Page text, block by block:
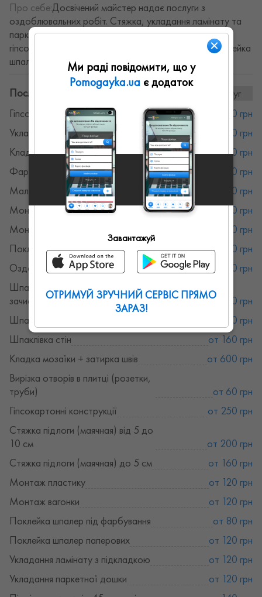
Про себе:Досвічений майстер надає послуги з
оздоблювальних робіт. Стяжка, укладання ламінату та
паркету, штукатурка звичайна та декоративна,
гіпсокартонні конструкції будь-якої складності, поклейка
шпалер, укладання плитки, мозаїки.
Послуги та ціни:
27послуг
Гіпсокартон
от 160 грн
Укладання плитки
от 350 грн
Кладка плитки 10х10 см та менше
от 400 грн
Фарбування стелі
от 80 грн
Малярні роботи
от 80 грн
Монтаж гіпсокартону
от 160 грн
Монтаж вагонки
от 120 грн
Поклейка шпалер
от 120 грн
Оздоблювальні роботи
от 80 грн
Шпаклівка під фарбування +
зачистка (стеля)
от 180 грн
Шпаклівка стартова
от 120 грн
Шпаклівка стін
от 160 грн
Кладка мозаїки + затирка швів
от 600 грн
Вирізка отворів в плитці (розетки,
труби)
от 60 грн
Гіпсокартонні конструкції
от 250 грн
Стяжка підлоги (маячная) від 5 до
10 см
от 200 грн
Стяжка підлоги (маячная) до 5 см
от 160 грн
Монтаж пластику
от 120 грн
Монтаж вагонки
от 120 грн
Поклейка шпалер під фарбування
от 80 грн
Поклейка шпалер паперових
от 120 грн
Укладання ламінату з підкладкою
от 120 грн
Укладання паркетної дошки
от 120 грн
Ми раді повідомити, що у
Pomogayka.ua є додаток
Завантажуй
ОТРИМУЙ ЗРУЧНИЙ СЕРВІС ПРЯМО
ЗАРАЗ!